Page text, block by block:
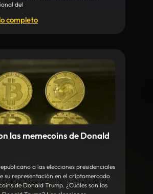
del
completo
las memecoins de Donald
a las elecciones presidenciales
su representación en el criptomercado
de Donald Trump. ¿Cuáles son las